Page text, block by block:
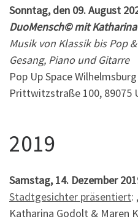
Sonntag, den 09. August
DuoMensch© mit
Musik von Klassik bis Pop
Gesang, Piano und Gitarre
Pop Up Space
Prittwitzstraße 100, 89075
2019
Samstag, 14. Dezember
Stadtgesichter präsentiert:
Katharina Godolt & Maren